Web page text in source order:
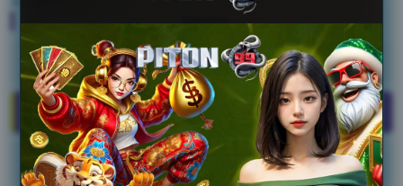
Menu
Data Anggota
Menjadi Anggota
Informasi Iuran